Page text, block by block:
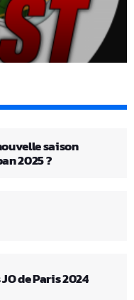
saison
2025 ?
de Paris 2024